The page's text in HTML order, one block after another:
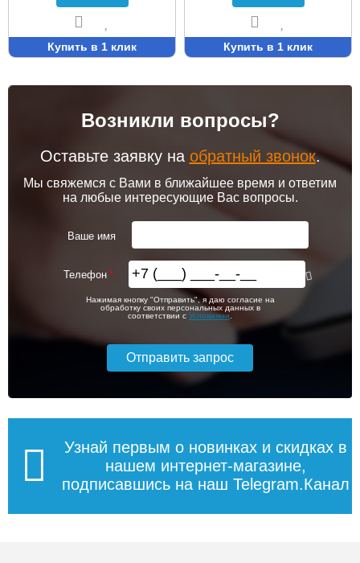
Купить в 1 клик Купить в 1 клик
Возникли вопросы?
Оставьте заявку на обратный звонок.
Мы свяжемся с Вами в ближайшее время и ответим
на любые интересующие Вас вопросы.
Ваше имя
Телефон
Нажимая кнопку "Отправить", я даю согласие на
обработку своих персональных данных в
соответствии с Условиями
Узнай первым о новинках и скидках в
нашем интернет-магазине,
подписавшись на наш Telegram.Канал